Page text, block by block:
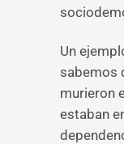
Un
sabemos
murieron
estaban